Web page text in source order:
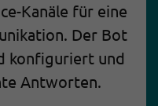
Kanäle für eine
Der Bot
konfiguriert und
Antworten.